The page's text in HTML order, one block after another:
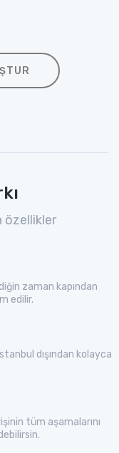
özellikler
zaman kapından
edilir.
dışından kolayca
tüm aşamalarını